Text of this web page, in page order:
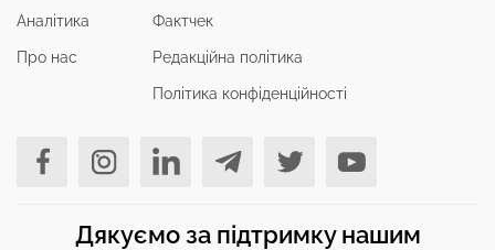
Аналітика
Про нас
Фактчек
Редакційна політика
Політика конфіденційності
Дякуємо за підтримку нашим